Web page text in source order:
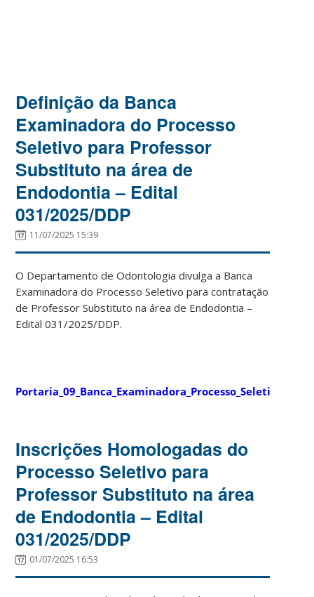
Definição da Banca
Examinadora do Processo
Seletivo para Professor
Substituto na área de
Endodontia – Edital
031/2025/DDP
11/07/2025 15:39
O Departamento de Odontologia divulga a Banca
Examinadora do Processo Seletivo para contratação
de Professor Substituto na área de Endodontia –
Edital 031/2025/DDP.
Inscrições Homologadas do
Processo Seletivo para
Professor Substituto na área
de Endodontia – Edital
031/2025/DDP
01/07/2025 16:53